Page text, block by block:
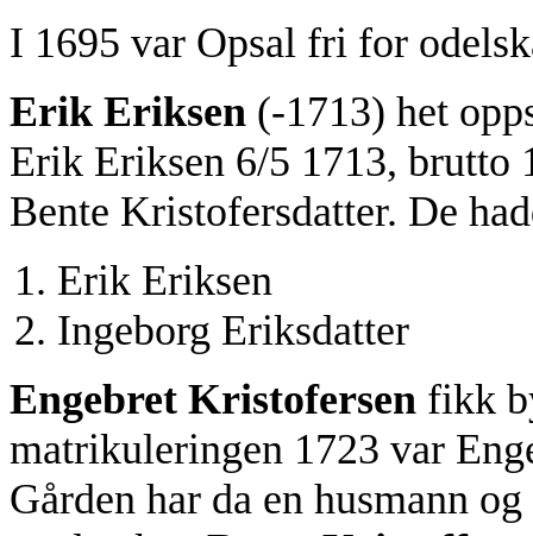
I 1695 var Opsal fri for
Erik Eriksen (-1713) het
Erik Eriksen 6/5 1713, brutto
Bente Kristofersdatter. De
Erik Eriksen
Ingeborg Eriksdatter
Engebret Kristofersen fikk
matrikuleringen 1723 var
Gården har da en husmann